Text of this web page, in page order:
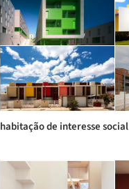
habitação de interesse social